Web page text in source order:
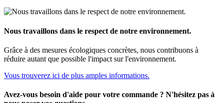
Nous travaillons dans le respect de notre environnement.
Grâce à des mesures écologiques concrètes, nous contribuons à
réduire autant que possible l'impact sur l'environnement.
Vous trouverez ici de plus amples informations.
Avez-vous besoin d'aide pour votre commande ? N'hésitez pas à